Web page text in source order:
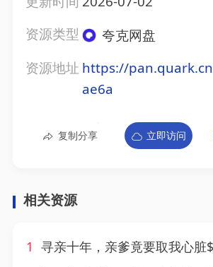
资源类型
夸克网盘
资源地址 https://
ae6a
复制分享 立即访问
相关资源
1 寻亲十年，亲爹竟要取我心脏$腹黑大